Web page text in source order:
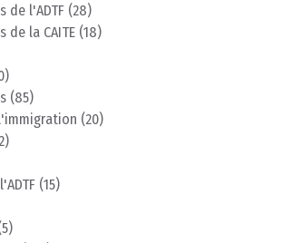
de l'ADTF (28)
de la CAITE (18)
(85)
(20)
(15)